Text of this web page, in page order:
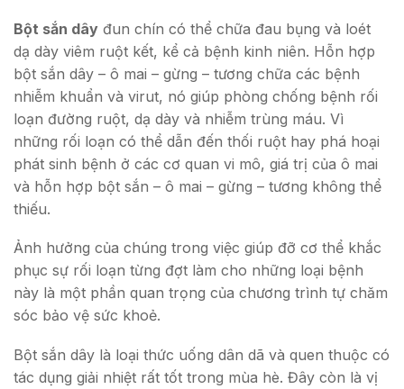
Bột sắn dây đun chín có thể chữa đau bụng và loét
dạ dày viêm ruột kết, kể cả bệnh kinh niên. Hỗn hợp
bột sắn dây – ô mai – gừng – tương chữa các bệnh
nhiễm khuẩn và virut, nó giúp phòng chống bệnh rối
loạn đường ruột, dạ dày và nhiễm trùng máu. Vì
những rối loạn có thể dẫn đến thối ruột hay phá hoại
phát sinh bệnh ở các cơ quan vi mô, giá trị của ô mai
và hỗn hợp bột sắn – ô mai – gừng – tương không thể
thiếu.
Ảnh hưởng của chúng trong việc giúp đỡ cơ thể khắc
phục sự rối loạn từng đợt làm cho những loại bệnh
này là một phần quan trọng của chương trình tự chăm
sóc bảo vệ sức khoẻ.
Bột sắn dây là loại thức uống dân dã và quen thuộc có
tác dụng giải nhiệt rất tốt trong mùa hè. Đây còn là vị